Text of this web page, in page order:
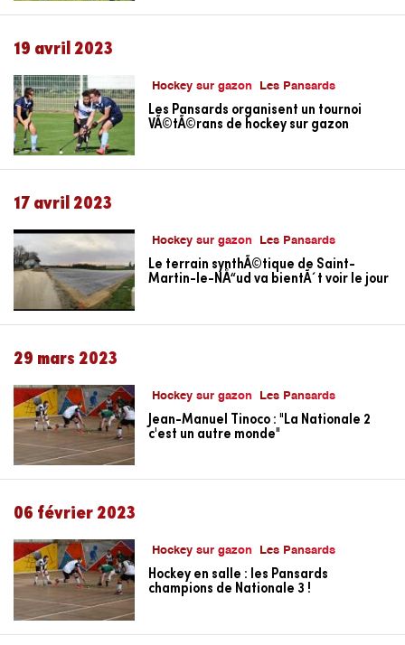
19 avril 2023
Hockey sur gazon Les Pansards
Les Pansards organisent un tournoi
VÃ©tÃ©rans de hockey sur gazon
17 avril 2023
Hockey sur gazon Les Pansards
Le terrain synthÃ©tique de Saint-
Martin-le-NÅ“ud va bientÃ´t voir le jour
29 mars 2023
Hockey sur gazon Les Pansards
Jean-Manuel Tinoco : "La Nationale 2
c'est un autre monde"
06 février 2023
Hockey sur gazon Les Pansards
Hockey en salle : les Pansards
champions de Nationale 3 !